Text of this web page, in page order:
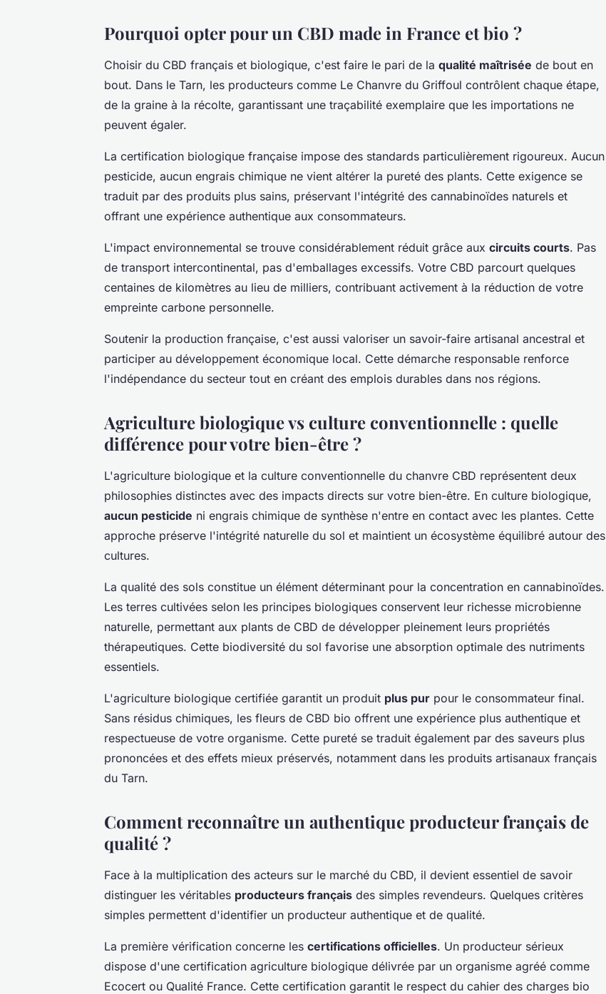
Pourquoi opter pour un CBD made in France et bio ?
Choisir du CBD français et biologique, c'est faire le pari de la qualité maîtrisée de bout en
bout. Dans le Tarn, les producteurs comme Le Chanvre du Griffoul contrôlent chaque étape,
de la graine à la récolte, garantissant une traçabilité exemplaire que les importations ne
peuvent égaler.
La certification biologique française impose des standards particulièrement rigoureux. Aucun
pesticide, aucun engrais chimique ne vient altérer la pureté des plants. Cette exigence se
traduit par des produits plus sains, préservant l'intégrité des cannabinoïdes naturels et
offrant une expérience authentique aux consommateurs.
L'impact environnemental se trouve considérablement réduit grâce aux circuits courts. Pas
de transport intercontinental, pas d'emballages excessifs. Votre CBD parcourt quelques
centaines de kilomètres au lieu de milliers, contribuant activement à la réduction de votre
empreinte carbone personnelle.
Soutenir la production française, c'est aussi valoriser un savoir-faire artisanal ancestral et
participer au développement économique local. Cette démarche responsable renforce
l'indépendance du secteur tout en créant des emplois durables dans nos régions.
Agriculture biologique vs culture conventionnelle : quelle
différence pour votre bien-être ?
L'agriculture biologique et la culture conventionnelle du chanvre CBD représentent deux
philosophies distinctes avec des impacts directs sur votre bien-être. En culture biologique,
aucun pesticide ni engrais chimique de synthèse n'entre en contact avec les plantes. Cette
approche préserve l'intégrité naturelle du sol et maintient un écosystème équilibré autour des
cultures.
La qualité des sols constitue un élément déterminant pour la concentration en cannabinoïdes.
Les terres cultivées selon les principes biologiques conservent leur richesse microbienne
naturelle, permettant aux plants de CBD de développer pleinement leurs propriétés
thérapeutiques. Cette biodiversité du sol favorise une absorption optimale des nutriments
essentiels.
L'agriculture biologique certifiée garantit un produit plus pur pour le consommateur final.
Sans résidus chimiques, les fleurs de CBD bio offrent une expérience plus authentique et
respectueuse de votre organisme. Cette pureté se traduit également par des saveurs plus
prononcées et des effets mieux préservés, notamment dans les produits artisanaux français
du Tarn.
Comment reconnaître un authentique producteur français de
qualité ?
Face à la multiplication des acteurs sur le marché du CBD, il devient essentiel de savoir
distinguer les véritables producteurs français des simples revendeurs. Quelques critères
simples permettent d'identifier un producteur authentique et de qualité.
La première vérification concerne les certifications officielles. Un producteur sérieux
dispose d'une certification agriculture biologique délivrée par un organisme agréé comme
Ecocert ou Qualité France. Cette certification garantit le respect du cahier des charges bio